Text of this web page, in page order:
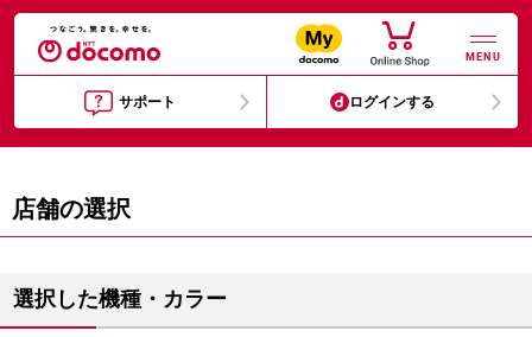
MENU
サポート ログインする
店舗の選択
選択した機種・カラー